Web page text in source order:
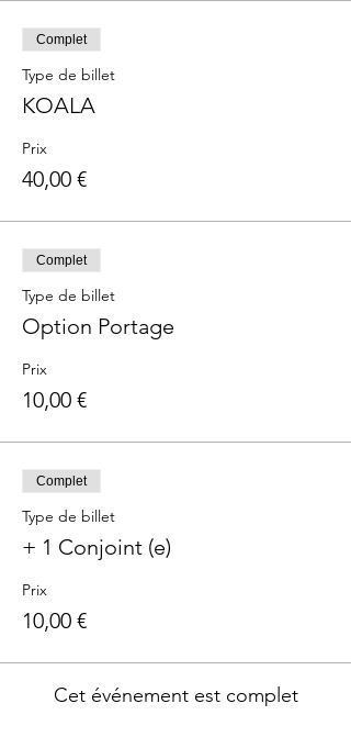
Complet
Type de billet
KOALA
Prix
40,00 €
Complet
Type de billet
Option Portage
Prix
10,00 €
Complet
Type de billet
+ 1 Conjoint (e)
Prix
10,00 €
Cet événement est complet